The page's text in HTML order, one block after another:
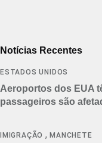
Notícias Recentes
ESTADOS UNIDOS
Aeroportos dos EUA
passageiros são
IMIGRAÇÃO ,MANCHETE